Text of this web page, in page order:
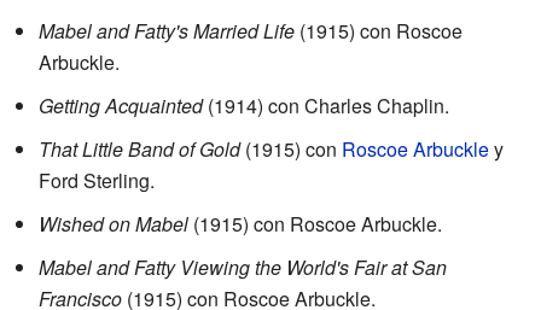
Mabel and Fatty's Married Life (1915) con Roscoe
Arbuckle.
Getting Acquainted(1914) con Charles Chaplin.
That Little Band of Gold(1915) con Roscoe Arbuckley
Ford Sterling.
Wished on Mabel (1915) con Roscoe Arbuckle.
Mabel and Fatty Viewing the World's Fair at San
Francisco (1915) con Roscoe Arbuckle.